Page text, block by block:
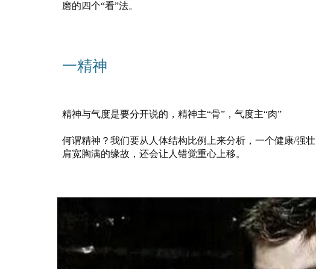
磨的四个“看”法。
一精神
精神与气度是要分开说的，精神主“骨”，气度主“肉”
何谓精神？我们要从人体结构比例上来分析，一个健康/强
肩宽胸满的缘故，还会让人错觉重心上移。